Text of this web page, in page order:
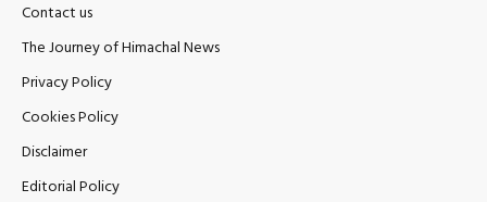
Contact us
The Journey of Himachal News
Privacy Policy
Cookies Policy
Disclaimer
Editorial Policy